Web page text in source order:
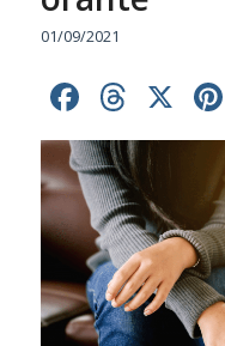
01/09/2021
X